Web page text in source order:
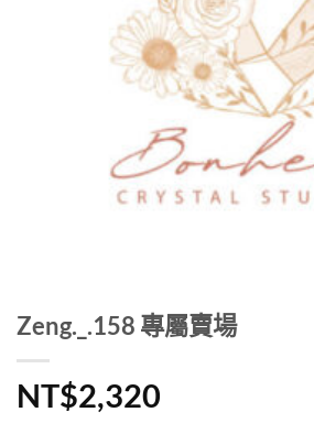
Zeng._.158 專屬賣場
NT$2,320